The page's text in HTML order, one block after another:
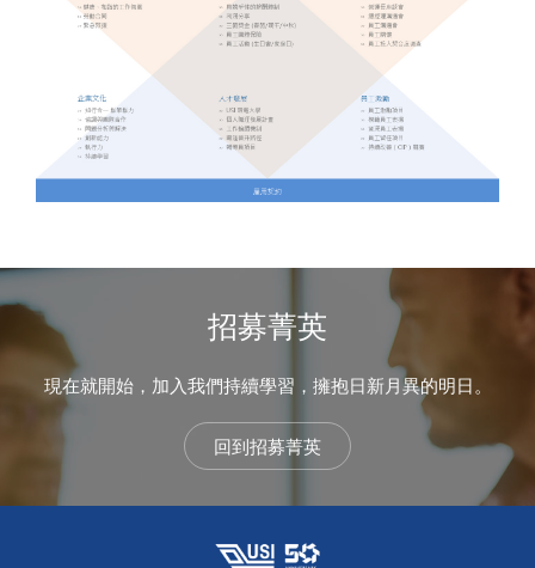
招募菁英
現在就開始，加入我們持續學習，擁抱日新月異的明日。
回到招募菁英